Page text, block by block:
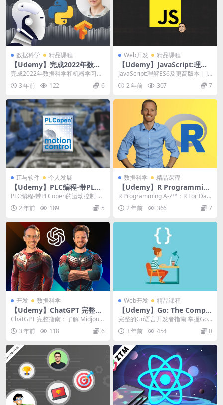
数据科学 精品课程
【Udemy】完成2022年数据
科学和机器学习训练营
完成2022年数据科学和机器学习训
练营 | Complete 2022 Data...
3 年前 122 6
Web开发 精品课程
【Udemy】JavaScript:理解E
S6及更高版本
JavaScript:理解ES6及更高版本 | Ja
vaScript: Unde...
2 年前 307 7
IT与软件 个人发展
【Udemy】PLC编程-带PLCo
pen的运动控制
PLC编程-带PLCopen的运动控制 |
PLC Programming &#...
2 年前 189 5
数据科学 精品课程
【Udemy】R Programming
A-Z™：R For Data Science
With Real Exercises！
R Programming A-Z™：R For Data
Science Wi...
2 年前 366 7
开发 数据科学
【Udemy】ChatGPT 完整指
南：了解 Midjourney、Chat
GPT 4
ChatGPT 完整指南：了解 Midjour
ney、ChatGPT 4 | C...
3 年前 118 6
Web开发 精品课程
【Udemy】Go: The Comple
te Developer’s Guide(Golan
g)
完整的Go语言开发者指南 掌握Go
编程语言(Golang)的基础知识和高
级功能讲...
3 年前 454 0